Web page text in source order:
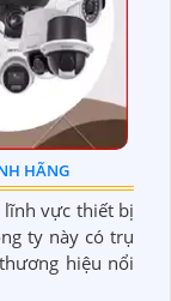
HÃNG
vực thiết bị
ty này có trụ
hiệu nổi